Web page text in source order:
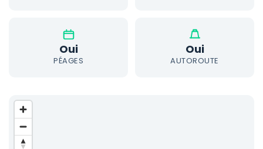
Oui
PÉAGES
Oui
AUTOROUTE